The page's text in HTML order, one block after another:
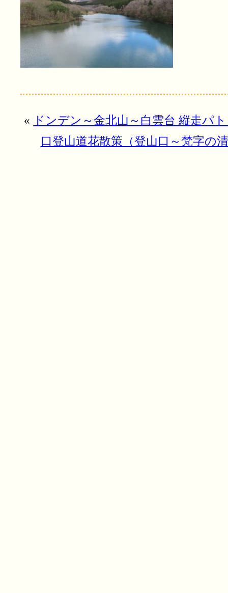
« ドンデン～金北山～白雲台 縦走パ
口登山道花散策（登山口～梵字の